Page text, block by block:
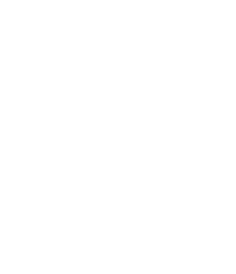
oder zu reduzieren.